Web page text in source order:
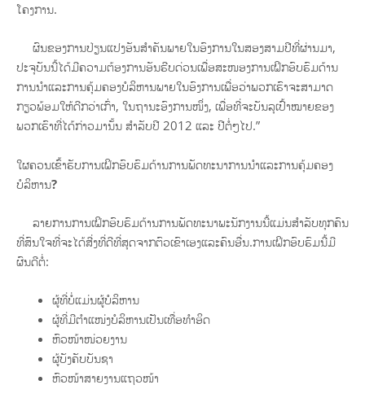
ໂຄງການ.
ຜົນຂອງການປ່ຽນແປງອັນສຳຄັນພາຍໃນອົງການໃນສອງສາມປີທີ່ຜ່ານມາ,
ປະຈຸບັນນີ້ໄດ້ມີຄວາມຕ້ອງການອັນຮີບດ່ວນເພື່ອສະໜອງການເຝິກອົບຮົມດ້ານ
ການນຳແລະການຄຸ້ມຄອງບໍລິຫານພາຍໃນອົງການເພື່ອວ່າພວກເຮົາຈະສາມາດ
ກຽວພ້ອມໃຫ້ດີກວ່າເກົ່າ, ໃນຖານະອົງການໜຶ່ງ, ເພື່ອທີ່ຈະບັນລຸເປົ້າໝາຍຂອງ
ພວກເຮົາທີ່ໄດ້ກ່າວມານັ້ນ ສຳລັບປີ 2012 ແລະ ປີຕໍ່ໆໄປ.”
ໃຜຄວນເຂົ້າຮັບການເຝິກອົບຮົມດ້ານການພັດທະນາການນຳແລະການຄຸ້ມຄອງ
ບໍລິຫານ?
ລາຍການການເຝິກອົບຮົມດ້ານການພັດທະນາພະນັກງານນີ້ແມ່ນສຳລັບທຸກຄົນ
ທີ່ສົນໃຈທີ່ຈະໄດ້ສີ່ງທີ່ດີທີ່ສຸດຈາກຕົວເຂົາເອງແລະຄົນອື່ນ.ການເຝິກອົບຮົມນີ້ມີ
ຜົນດີຕໍ່:
ຜູ້ທີ່ບໍ່ແມ່ນຜູ້ບໍລິຫານ
ຜູ້ທີ່ມີຕຳແໜ່ງບໍລິຫານເປັນເທື່ອທຳອິດ
ຫົວໜ້າໜ່ວຍງານ
ຜູ້ບັງຄັບບັນຊາ
ຫົວໜ້າສາຍງານແຖວໜ້າ